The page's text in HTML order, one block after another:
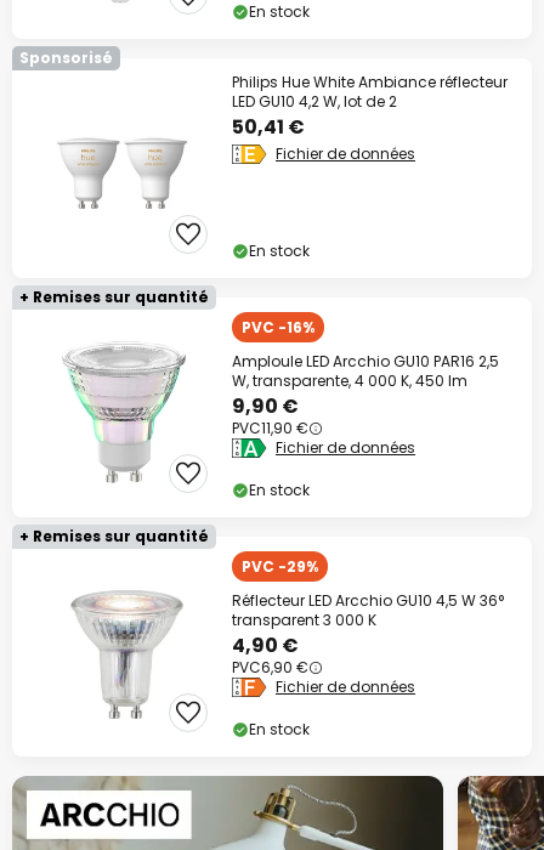
En stock
Sponsorisé
Philips Hue White Ambiance réflecteur
LED GU10 4,2 W, lot de 2
50,41 €
Fichier de données
En stock
+ Remises sur quantité
PVC -16%
Amploule LED Arcchio GU10 PAR16 2,5
W, transparente, 4 000 K, 450 lm
9,90 €
PVC11,90 €
Fichier de données
En stock
+ Remises sur quantité
PVC -29%
Réflecteur LED Arcchio GU10 4,5 W 36°
transparent 3 000 K
4,90 €
PVC6,90 €
Fichier de données
En stock